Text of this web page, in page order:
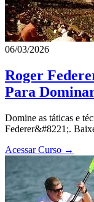
06/03/2026
Roger
Para
Domine as táticas e
Federer&#8221;.
Acessar Curso →